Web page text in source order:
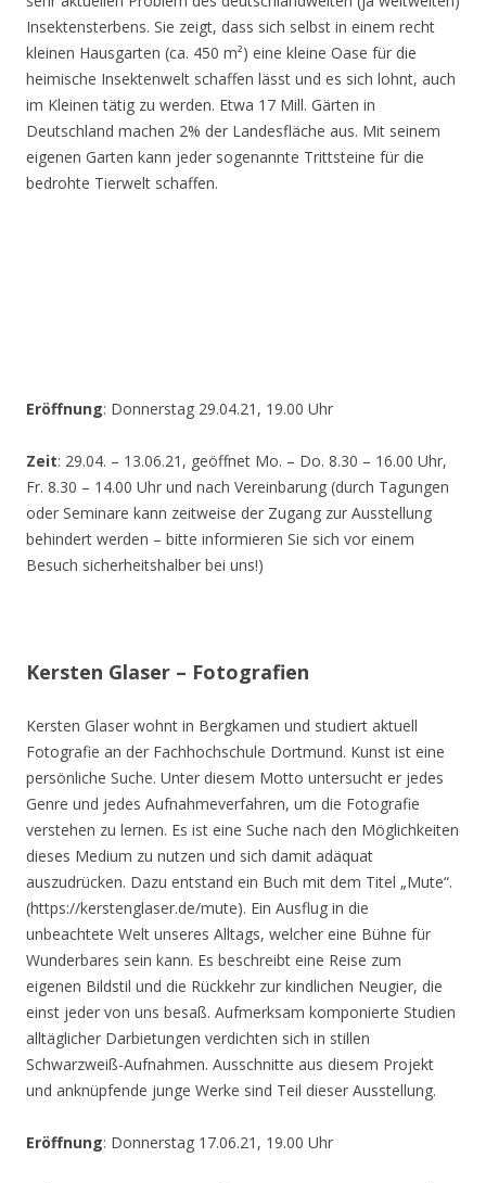
Insektensterbens. Sie zeigt, dass sich selbst in einem recht
kleinen Hausgarten (ca. 450 m²) eine kleine Oase für die
heimische Insektenwelt schaffen lässt und es sich lohnt, auch
im Kleinen tätig zu werden. Etwa 17 Mill. Gärten in
Deutschland machen 2% der Landesfläche aus. Mit seinem
eigenen Garten kann jeder sogenannte Trittsteine für die
bedrohte Tierwelt schaffen.
Eröffnung: Donnerstag 29.04.21, 19.00 Uhr
Zeit: 29.04. – 13.06.21, geöffnet Mo. – Do. 8.30 – 16.00 Uhr,
Fr. 8.30 – 14.00 Uhr und nach Vereinbarung (durch Tagungen
oder Seminare kann zeitweise der Zugang zur Ausstellung
behindert werden – bitte informieren Sie sich vor einem
Besuch sicherheitshalber bei uns!)
Kersten Glaser – Fotografien
Kersten Glaser wohnt in Bergkamen und studiert aktuell
Fotografie an der Fachhochschule Dortmund. Kunst ist eine
persönliche Suche. Unter diesem Motto untersucht er jedes
Genre und jedes Aufnahmeverfahren, um die Fotografie
verstehen zu lernen. Es ist eine Suche nach den Möglichkeiten
dieses Medium zu nutzen und sich damit adäquat
auszudrücken. Dazu entstand ein Buch mit dem Titel „Mute“.
(https://kerstenglaser.de/mute). Ein Ausflug in die
unbeachtete Welt unseres Alltags, welcher eine Bühne für
Wunderbares sein kann. Es beschreibt eine Reise zum
eigenen Bildstil und die Rückkehr zur kindlichen Neugier, die
einst jeder von uns besaß. Aufmerksam komponierte Studien
alltäglicher Darbietungen verdichten sich in stillen
Schwarzweiß-Aufnahmen. Ausschnitte aus diesem Projekt
und anknüpfende junge Werke sind Teil dieser Ausstellung.
Eröffnung: Donnerstag 17.06.21, 19.00 Uhr